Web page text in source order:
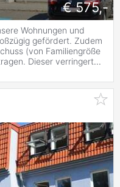
€ 575,-
Wohnungen und
gefördert. Zudem
(von Familiengröße
Dieser verringert...